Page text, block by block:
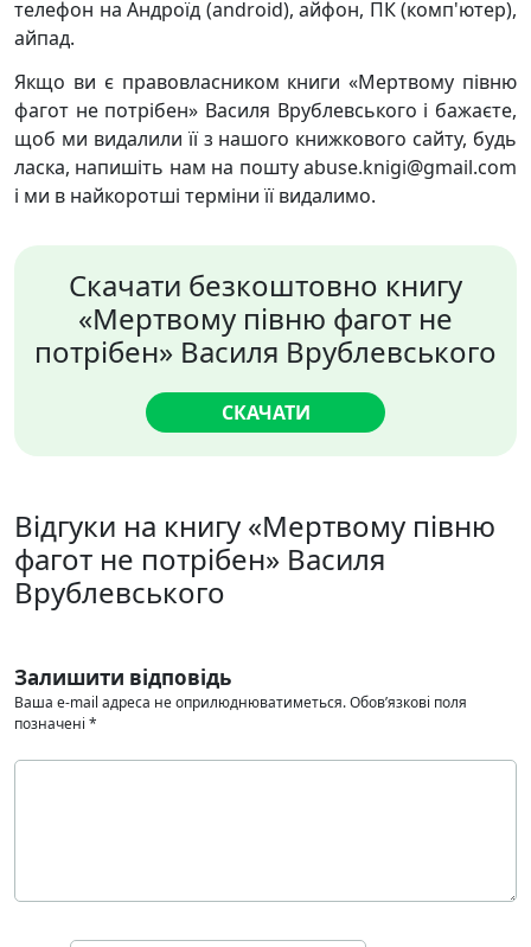
телефон на Андроїд (android), айфон, ПК (комп'ютер),
айпад.
Якщо ви є правовласником книги «Мертвому півню
фагот не потрібен» Василя Врублевського і бажаєте,
щоб ми видалили її з нашого книжкового сайту, будь
ласка, напишіть нам на пошту abuse.knigi@gmail.com
і ми в найкоротші терміни її видалимо.
Скачати безкоштовно книгу
«Мертвому півню фагот не
потрібен» Василя Врублевського
СКАЧАТИ
Відгуки на книгу «Мертвому півню
фагот не потрібен» Василя
Врублевського
Залишити відповідь
Ваша e-mail адреса не оприлюднюватиметься.Обов’язкові поля
позначені *